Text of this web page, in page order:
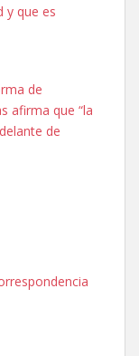
HOY
tiene miedo a la
y que es
de
afirma que “la
de